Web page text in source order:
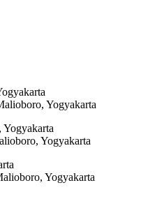
Yogyakarta
Yogyakarta
Yogyakarta